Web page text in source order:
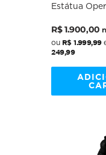
Estátua
Kotobukiya
Preço
normal
Preço
R$ 1.900,00
ou R$ 1.999,99
249,99